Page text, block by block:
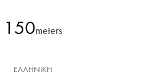
150meters
ΕΛΛΗΝΙΚΗ